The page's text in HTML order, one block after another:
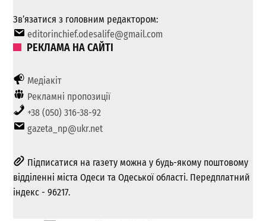
Зв’язатися з головним редактором:
editorinchief.odesalife@gmail.com
РЕКЛАМА НА САЙТІ
Медіакіт
Рекламні пропозиції
+38 (050) 316-38-92
gazeta_np@ukr.net
Підписатися на газету можна у будь-якому поштовому
відділенні міста Одеси та Одеської області. Передплатний
індекс - 96217.